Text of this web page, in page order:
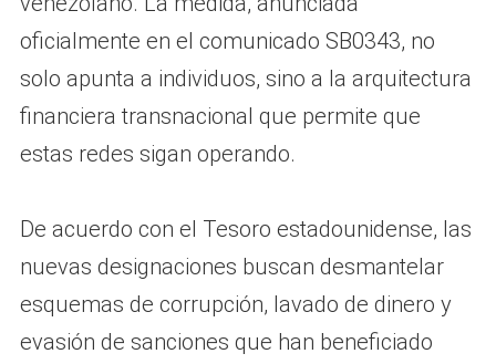
oficialmente en el comunicado SB0343, no
solo apunta a individuos, sino a la arquitectura
financiera transnacional que permite que
estas redes sigan operando.
De acuerdo con el Tesoro estadounidense, las
nuevas designaciones buscan desmantelar
esquemas de corrupción, lavado de dinero y
evasión de sanciones que han beneficiado